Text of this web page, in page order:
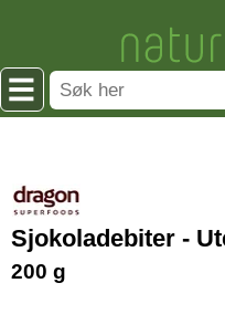
Sjokoladebiter -
200 g